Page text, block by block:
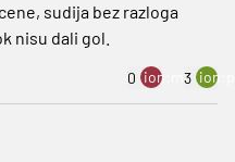
sudija bez razloga
nisu dali gol.
0 ion:minus
3